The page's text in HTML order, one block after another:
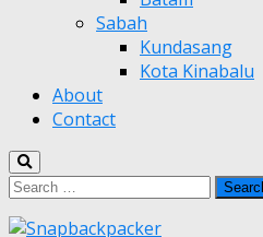
Sabah
Kundasang
Kota Kinabalu
About
Contact
Search